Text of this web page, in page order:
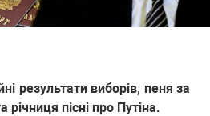
результати виборів, пеня за
пісні про Путіна.